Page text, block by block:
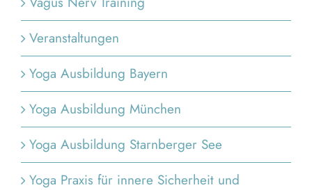
Veranstaltungen
Yoga Ausbildung Bayern
Yoga Ausbildung München
Yoga Ausbildung Starnberger See
Yoga Praxis für innere Sicherheit und